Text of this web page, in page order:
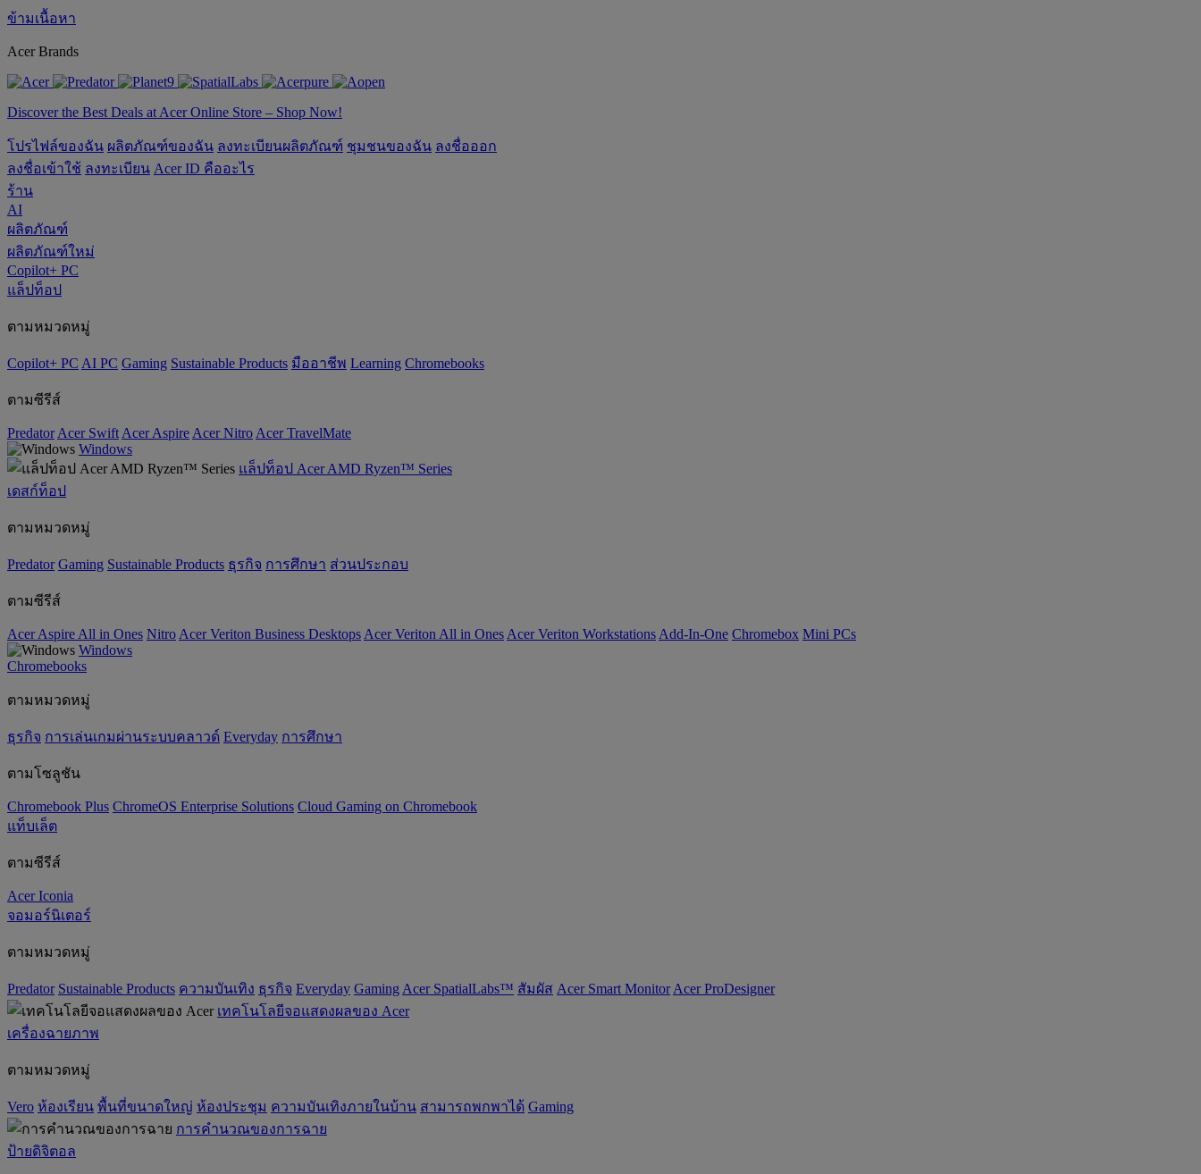
ข้ามเนื้อหา
Acer Brands
Discover the Best Deals at Acer Online Store – Shop Now!
โปรไฟล์ของฉัน ผลิตภัณฑ์ของฉัน ลงทะเบียนผลิตภัณฑ์ ชุมชนของฉัน ลงชื่อออก
ลงชื่อเข้าใช้ ลงทะเบียน Acer ID คืออะไร
ร้าน
AI
ผลิตภัณฑ์
ผลิตภัณฑ์ใหม่
Copilot+ PC
แล็ปท็อป
ตามหมวดหมู่
Copilot+ PC AI PC Gaming ‌Sustainable Products มืออาชีพ ‌Learning Chromebooks
ตามซีรีส์
Predator Acer Swift Acer Aspire Acer Nitro Acer TravelMate
Windows
แล็ปท็อป Acer AMD Ryzen™ Series
เดสก์ท็อป
ตามหมวดหมู่
Predator Gaming ‌Sustainable Products ธุรกิจ การศึกษา ส่วนประกอบ
ตามซีรีส์
Acer Aspire All in Ones Nitro Acer Veriton Business Desktops Acer Veriton All in Ones Acer Veriton Workstations Add-In-One Chromebox Mini PCs
Windows
Chromebooks
ตามหมวดหมู่
ธุรกิจ การเล่นเกมผ่านระบบคลาวด์ Everyday การศึกษา
ตามโซลูชัน
Chromebook Plus ChromeOS Enterprise Solutions Cloud Gaming on Chromebook
แท็บเล็ต
ตามซีรีส์
Acer Iconia
จอมอร์นิเตอร์
ตามหมวดหมู่
Predator ‌Sustainable Products ความบันเทิง ธุรกิจ Everyday Gaming Acer SpatialLabs™ สัมผัส Acer Smart Monitor Acer ProDesigner
เทคโนโลยีจอแสดงผลของ Acer
เครื่องฉายภาพ
ตามหมวดหมู่
Vero ห้องเรียน พื้นที่ขนาดใหญ่ ห้องประชุม ความบันเทิงภายในบ้าน สามารถพกพาได้ Gaming
การคำนวณของการฉาย
ป้ายดิจิตอล